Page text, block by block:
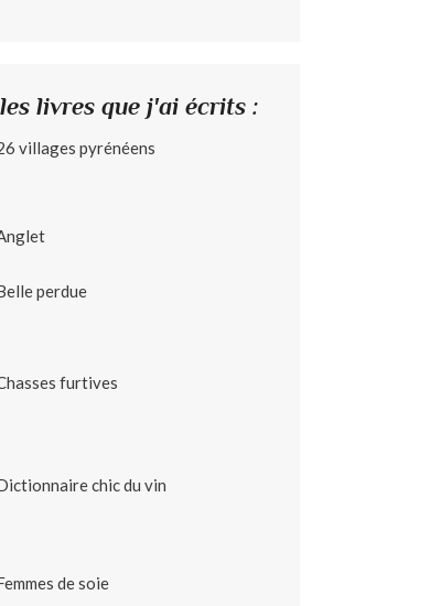
livres que j'ai écrits :
villages pyrénéens
perdue
furtives
chic du vin
de soie